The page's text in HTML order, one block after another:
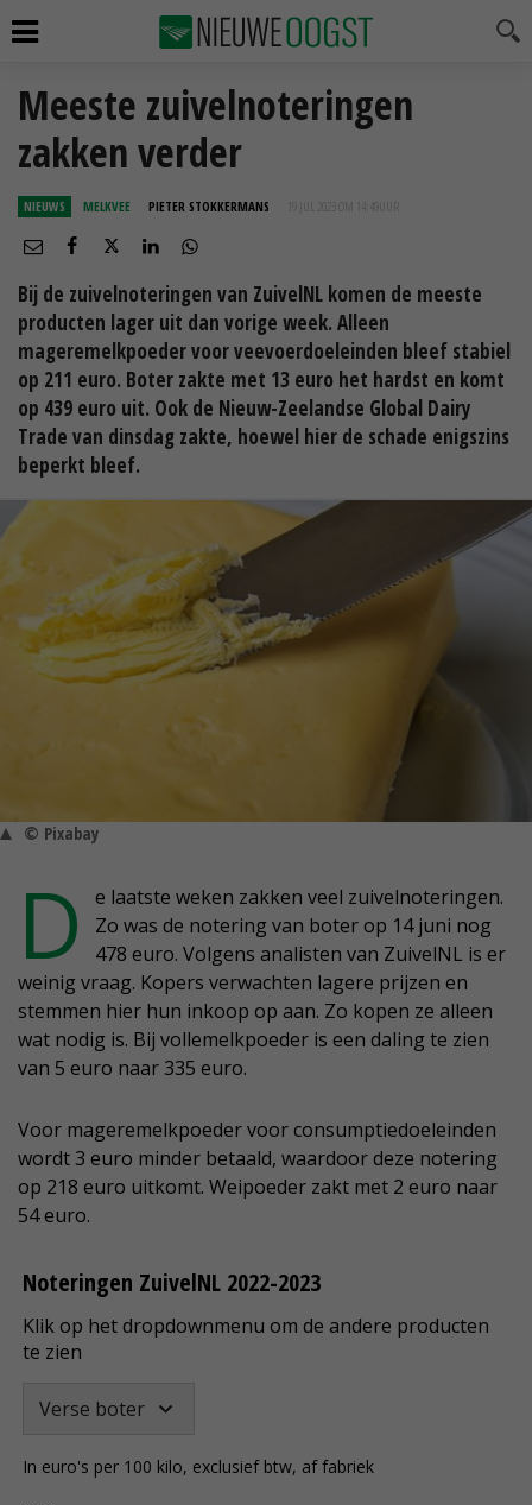
Meeste zuivelnoteringen
zakken verder
NIEUWS MELKVEE PIETER STOKKERMANS 19 JUL 2023 OM 14:49
Bij de zuivelnoteringen van ZuivelNL komen de meeste
producten lager uit dan vorige week. Alleen
mageremelkpoeder voor veevoerdoeleinden bleef stabiel
op 211 euro. Boter zakte met 13 euro het hardst en komt
op 439 euro uit. Ook de Nieuw-Zeelandse Global Dairy
Trade van dinsdag zakte, hoewel hier de schade enigszins
beperkt bleef.
© Pixabay
D
e laatste weken zakken veel zuivelnoteringen.
Zo was de notering van boter op 14 juni nog
478 euro. Volgens analisten van ZuivelNL is er
weinig vraag. Kopers verwachten lagere prijzen en
stemmen hier hun inkoop op aan. Zo kopen ze alleen
wat nodig is. Bij vollemelkpoeder is een daling te zien
van 5 euro naar 335 euro.
Voor mageremelkpoeder voor consumptiedoeleinden
wordt 3 euro minder betaald, waardoor deze notering
op 218 euro uitkomt. Weipoeder zakt met 2 euro naar
54 euro.